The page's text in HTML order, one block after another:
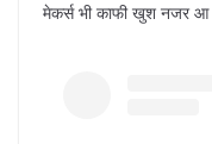
मेकर्स भी काफी खुश नजर आ